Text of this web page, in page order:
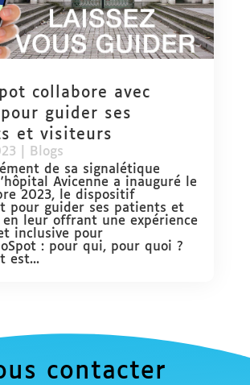
collabore avec
pour guider ses
et visiteurs
Blogs
de sa signalétique
Avicenne a inauguré le
2023, le dispositif
pour guider ses patients et
leur offrant une expérience
inclusive pour
: pour qui, pour quoi ?
est...
contacter